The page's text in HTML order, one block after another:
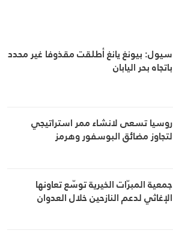
سيول: بيونغ يانغ أطلقت مقذوفا غير محدد
باتجاه بحر اليابان
روسيا تسعى لانشاء ممر استراتيجي
لتجاوز مضائق البوسفور وهرمز
جمعية المبرّات الخيرية توسّع تعاونها
الإغاثي لدعم النازحين خلال العدوان